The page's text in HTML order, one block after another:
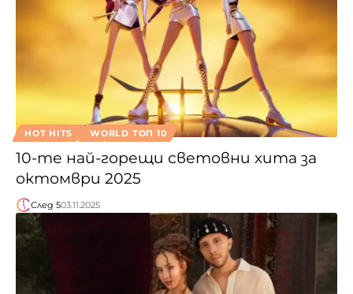
HOT HITS WORLD ТОП 10
10-те най-горещи световни хита за
октомври 2025
След 503.11.2025